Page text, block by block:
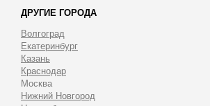
ДРУГИЕ ГОРОДА
Волгоград
Екатеринбург
Казань
Краснодар
Москва
Нижний Новгород